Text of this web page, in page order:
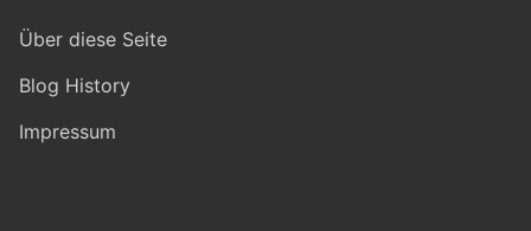
Über diese Seite
Blog History
Impressum